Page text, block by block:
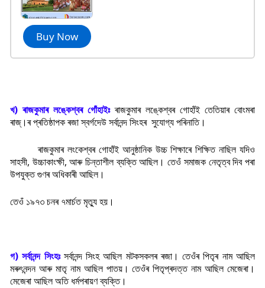
Buy Now
খ) ৰাজকুমাৰ লঙ্কেশ্বৰ গোঁহাইঃ ৰাজকুমাৰ লঙ্কেশ্বৰ গোহাঁই তেতিয়াৰ বোংমৰা
ৰাজ্।ৰ প্ৰতিষ্ঠাপক ৰজা স্বৰ্গদেউ সৰ্বানন্দ সিংহৰ সুযোগ্য পৰিনাতি।
ৰাজকুমাৰ লংকেশ্বৰ গোহাঁই আনুষ্ঠানিক উচ্চ শিক্ষাৰে শিক্ষিত নাছিল যদিও
সাহসী, উচ্চাকাংক্ষী, আৰু চিন্তাশীল ব্যক্তি আছিল। তেওঁ সমাজক নেতৃত্ব দিব পৰা
উপযুক্ত গুণৰ অধিকাৰী আছিল।
তেওঁ ১৯৭৩ চনৰ ৭মাৰ্চত মৃত্যু হয়।
গ) সৰ্বানন্দ সিংহঃ সৰ্বানন্দ সিংহ আছিল মটকসকলৰ ৰজা। তেওঁৰ পিতৃৰ নাম আছিল
মৰুৎনন্দন আৰু মাতৃ নাম আছিল পাতয়। তেওঁৰ পিতৃপ্ৰদত্ত নাম আছিল মেজেৰা।
মেজেৰা আছিল অতি ধৰ্মপৰায়ণ ব্যক্তি।